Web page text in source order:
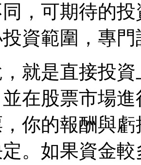
，可期待的
資範圍，專
就是直接投
在股票市場
你的報酬與
。如果資金